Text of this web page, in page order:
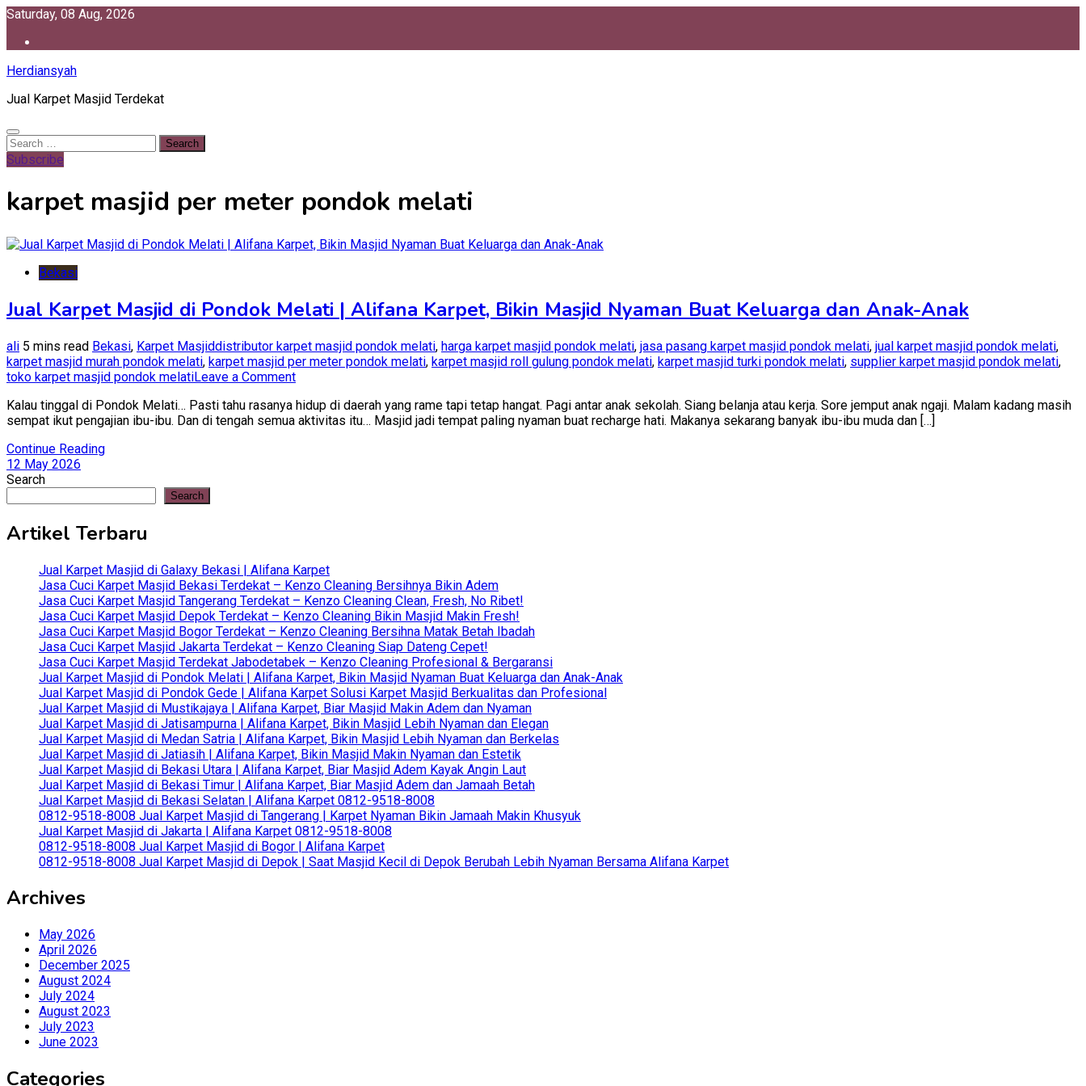
Skip
content
Saturday, 08 Aug, 2026
Herdiansyah
Jual Karpet Masjid Terdekat
Search
for:
Subscribe
karpet masjid per meter pondok melati
Bekasi
Jual Karpet Masjid di Pondok Melati | Alifana Karpet, Bikin Masjid Nyaman Buat Keluarga dan Anak-Anak
ali 5 mins read Bekasi, Karpet Masjiddistributor karpet masjid pondok melati, harga karpet masjid pondok melati, jasa pasang karpet masjid pondok melati, jual karpet masjid pondok melati,
karpet masjid murah pondok melati, karpet masjid per meter pondok melati, karpet masjid roll gulung pondok melati, karpet masjid turki pondok melati, supplier karpet masjid pondok melati,
toko karpet masjid pondok melatiLeave a Commenton
Karpet
Masjid
Buat
Keluarga
dan
Anak-
Anak
Kalau tinggal di Pondok Melati… Pasti tahu rasanya hidup di daerah yang rame tapi tetap hangat. Pagi antar anak sekolah. Siang belanja atau kerja. Sore jemput anak ngaji. Malam kadang masih
sempat ikut pengajian ibu-ibu. Dan di tengah semua aktivitas itu… Masjid jadi tempat paling nyaman buat recharge hati. Makanya sekarang banyak ibu-ibu muda dan […]
Continue Reading
12 May 2026
Search
Search
Artikel Terbaru
Jual Karpet Masjid di Galaxy Bekasi | Alifana Karpet
Jasa Cuci Karpet Masjid Bekasi Terdekat – Kenzo Cleaning Bersihnya Bikin Adem
Jasa Cuci Karpet Masjid Tangerang Terdekat – Kenzo Cleaning Clean, Fresh, No Ribet!
Jasa Cuci Karpet Masjid Depok Terdekat – Kenzo Cleaning Bikin Masjid Makin Fresh!
Jasa Cuci Karpet Masjid Bogor Terdekat – Kenzo Cleaning Bersihna Matak Betah Ibadah
Jasa Cuci Karpet Masjid Jakarta Terdekat – Kenzo Cleaning Siap Dateng Cepet!
Jasa Cuci Karpet Masjid Terdekat Jabodetabek – Kenzo Cleaning Profesional & Bergaransi
Jual Karpet Masjid di Pondok Melati | Alifana Karpet, Bikin Masjid Nyaman Buat Keluarga dan Anak-Anak
Jual Karpet Masjid di Pondok Gede | Alifana Karpet Solusi Karpet Masjid Berkualitas dan Profesional
Jual Karpet Masjid di Mustikajaya | Alifana Karpet, Biar Masjid Makin Adem dan Nyaman
Jual Karpet Masjid di Jatisampurna | Alifana Karpet, Bikin Masjid Lebih Nyaman dan Elegan
Jual Karpet Masjid di Medan Satria | Alifana Karpet, Bikin Masjid Lebih Nyaman dan Berkelas
Jual Karpet Masjid di Jatiasih | Alifana Karpet, Bikin Masjid Makin Nyaman dan Estetik
Jual Karpet Masjid di Bekasi Utara | Alifana Karpet, Biar Masjid Adem Kayak Angin Laut
Jual Karpet Masjid di Bekasi Timur | Alifana Karpet, Biar Masjid Adem dan Jamaah Betah
Jual Karpet Masjid di Bekasi Selatan | Alifana Karpet 0812-9518-8008
0812-9518-8008 Jual Karpet Masjid di Tangerang | Karpet Nyaman Bikin Jamaah Makin Khusyuk
Jual Karpet Masjid di Jakarta | Alifana Karpet 0812-9518-8008
0812-9518-8008 Jual Karpet Masjid di Bogor | Alifana Karpet
0812-9518-8008 Jual Karpet Masjid di Depok | Saat Masjid Kecil di Depok Berubah Lebih Nyaman Bersama Alifana Karpet
Archives
May 2026
April 2026
December 2025
August 2024
July 2024
August 2023
July 2023
June 2023
Categories